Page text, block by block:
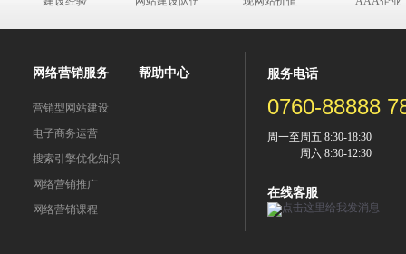
网络营销服务
营销型网站建设
电子商务运营
搜索引擎优化知识
网络营销推广
网络营销课程
帮助中心 服务电话
0760-88888
周一至周五 8:30-18:30
周六 8:30-12:30
在线客服